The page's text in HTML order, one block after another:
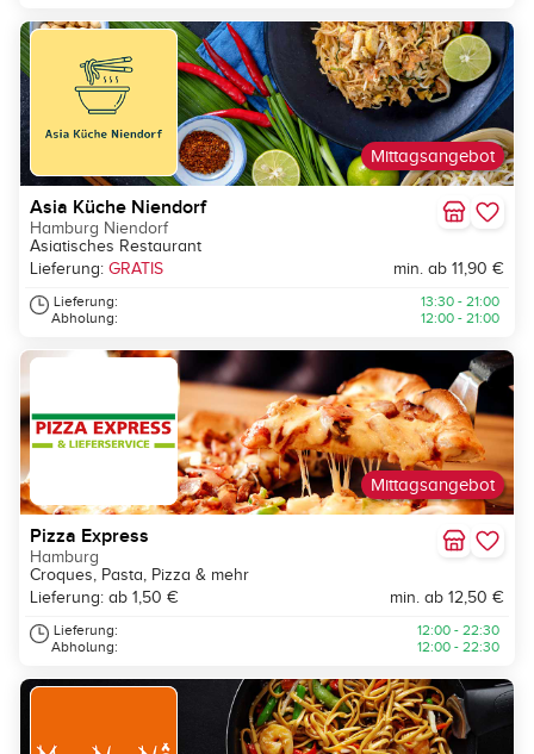
Mittagsangebot
Asia Küche Niendorf
Hamburg Niendorf
Asiatisches Restaurant
Lieferung: GRATIS min. ab 11,90 €
Lieferung:
Abholung:
13:30 - 21:00
12:00 - 21:00
Mittagsangebot
Pizza Express
Hamburg
Croques, Pasta, Pizza & mehr
Lieferung: ab 1,50 €
min. ab 12,50 €
Lieferung:
Abholung:
12:00 - 22:30
12:00 - 22:30